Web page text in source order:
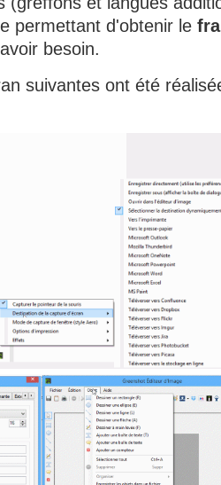
permettant d'obtenir le
besoin.
suivantes ont été